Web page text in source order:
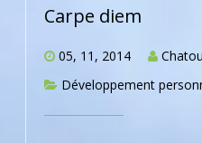
Carpe diem
05, 11, 2014
Développement